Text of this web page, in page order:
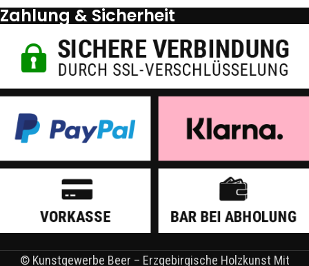
Zahlung & Sicherheit
© Kunstgewerbe Beer – Erzgebirgische Holzkunst Mit